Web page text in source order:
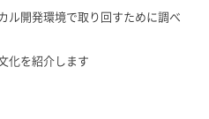
ル開発環境で取り回すために調べ
化を紹介します